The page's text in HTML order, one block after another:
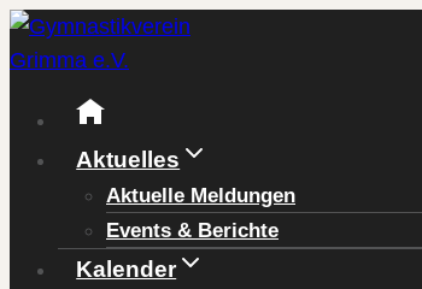
Zum
Inhalt
springen
Aktuelles
Aktuelle Meldungen
Events & Berichte
Kalender